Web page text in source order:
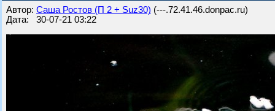
Автор: Саша Ростов (П 2 + Suz30) (---.72.41.46.donpac.ru)
Дата: 30-07-21 03:22